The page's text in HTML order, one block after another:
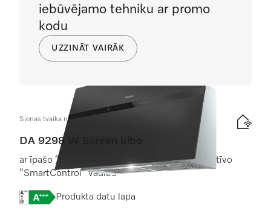
Sienas tvaika nosūcējs
DA 9298 W Screen blbo
ar īpašo “Blackboard” stikla priekšpusi un intuitīvo
“SmartControl” vadību
Online Label Flag, Energoefektivitātes etiķete
Produkta datu lapa
iebūvējamo tehniku ar promo
kodu
UZZINĀT VAIRĀK